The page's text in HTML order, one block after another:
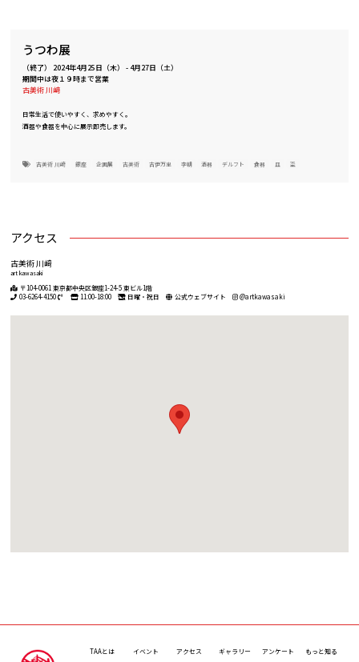
うつわ展
（終了） 2024年4月25日（木）- 4月27日（土）
期間中は夜１９時まで営業
古美術 川﨑
日常生活で使いやすく、求めやすく。
酒器や食器を中心に展示即売します。
古美術 川﨑 銀座 企画展 古美術 古伊万里 李朝 酒器 デルフト 食器 皿 盃
アクセス
古美術 川﨑
art kawasaki
〒104-0061 東京都中央区銀座1-24-5 東ビル1階
03-6264-4150
11:00-18:00 日曜・祝日 公式ウェブサイト @artkawasaki
TAAとは イベント アクセス ギャラリー アンケート もっと知る